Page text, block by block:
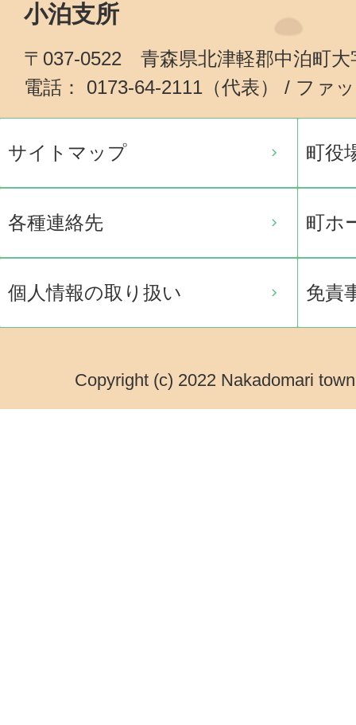
小泊支所
〒037-0522 青森県北津軽郡中泊町大
電話： 0173-64-2111（代表） / ファ
サイトマップ 町役
各種連絡先 町ホ
個人情報の取り扱い 免責
Copyright (c) 2022 Nakadomari